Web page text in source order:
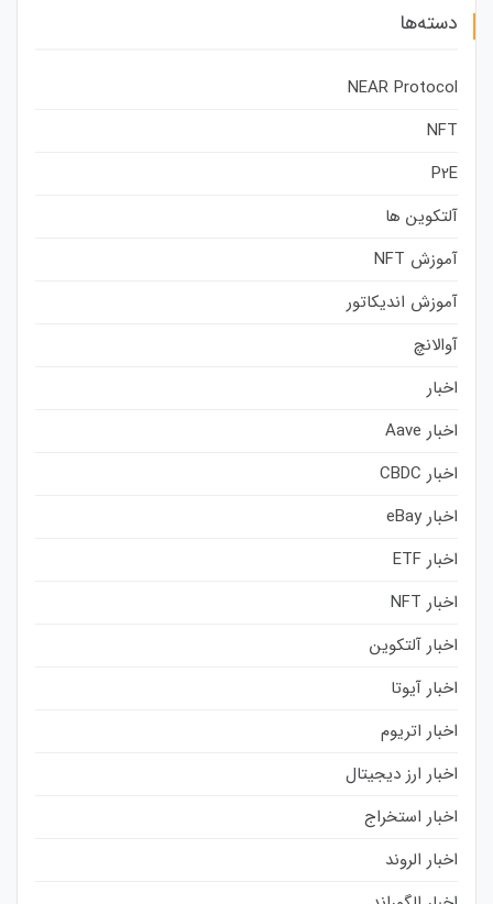
دسته‌ها
NEAR Protocol
NFT
P2E
آلتکوین ها
آموزش NFT
آموزش اندیکاتور
آوالانچ
اخبار
اخبار Aave
اخبار CBDC
اخبار eBay
اخبار ETF
اخبار NFT
اخبار آلتکوین
اخبار آیوتا
اخبار اتریوم
اخبار ارز دیجیتال
اخبار استخراج
اخبار الروند